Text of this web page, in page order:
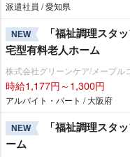
派遣社員 / 愛知県
NEW
「福祉調理スタ
宅型有料老人ホーム
株式会社グリーンケア/メープル
時給1,177円～1,300円
アルバイト・パート / 大阪府
NEW
「福祉調理スタ
ーム